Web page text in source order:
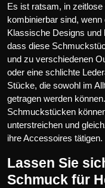
Es ist ratsam, in
kombinierbar sind,
Klassische Designs und
dass diese
und zu verschiedenen
oder eine schlichte
Stücke, die sowohl im
getragen werden
Schmuckstücken
unterstreichen und
ihre Accessoires tätigen.
Lassen Sie
Schmuck für